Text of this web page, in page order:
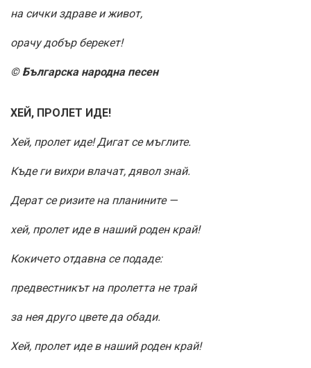
на сички здраве и живот,
орачу добър берекет!
© Българска народна песен
ХЕЙ, ПРОЛЕТ ИДЕ!
Хей, пролет иде! Дигат се мъглите.
Къде ги вихри влачат, дявол знай.
Дерат се ризите на планините —
хей, пролет иде в наший роден край!
Кокичето отдавна се подаде:
предвестникът на пролетта не трай
за нея друго цвете да обади.
Хей, пролет иде в наший роден край!